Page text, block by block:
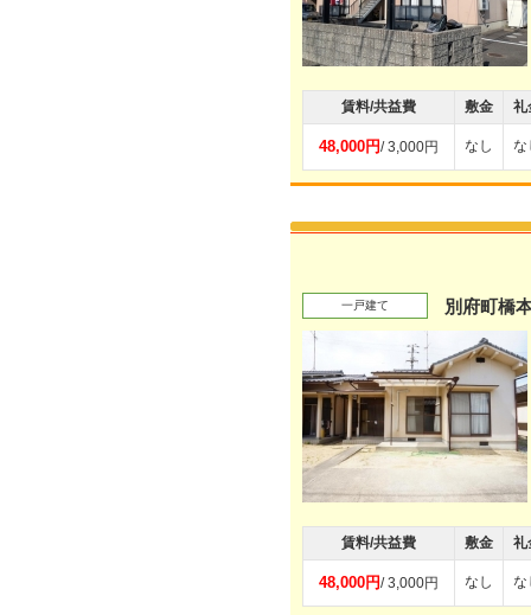
賃料/共益費 敷金 礼
48,000円/ 3,000円 なし な
一戸建て 別府町橋
賃料/共益費 敷金 礼
48,000円/ 3,000円 なし な